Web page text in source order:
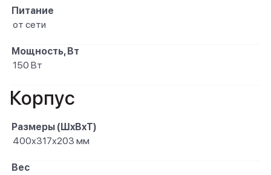
Питание
от сети
Мощность, Вт
150 Вт
Корпус
Размеры (ШxВxТ)
400х317х203 мм
Вес